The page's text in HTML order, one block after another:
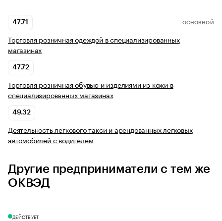
47.71 ОСНОВНОЙ
Торговля розничная одеждой в специализированных
магазинах
47.72
Торговля розничная обувью и изделиями из кожи в
специализированных магазинах
49.32
Деятельность легкового такси и арендованных легковых
автомобилей с водителем
Другие предприниматели с тем же
ОКВЭД
ДЕЙСТВУЕТ